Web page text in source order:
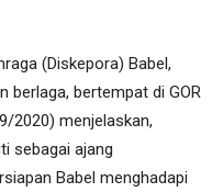
(Diskepora) Babel,
berlaga, bertempat di GOR
2020) menjelaskan,
sebagai ajang
Babel menghadapi